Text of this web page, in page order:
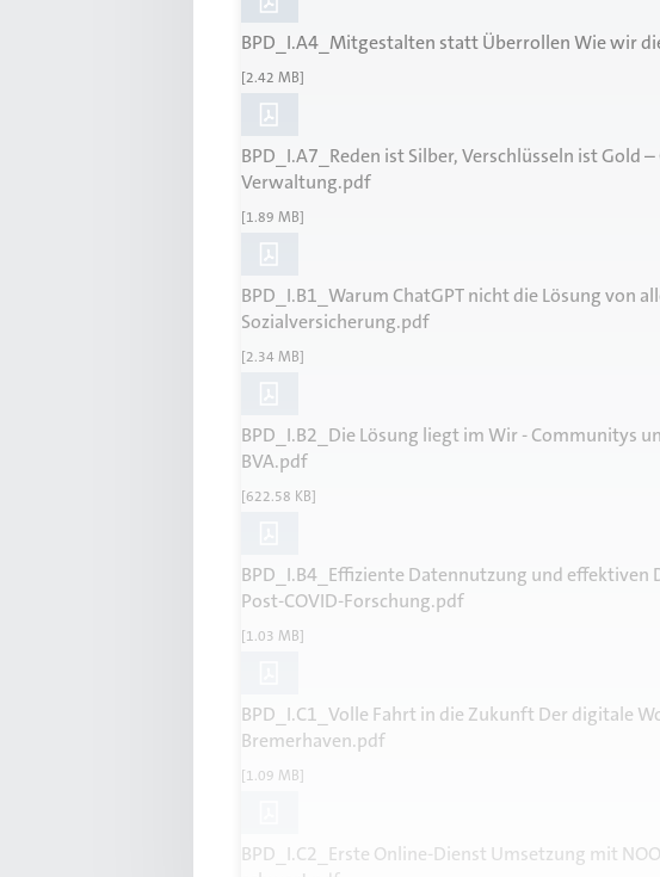
BPD_I.A4_Mitgestalten statt Überrollen Wie wir
[2.42 MB]
BPD_I.A7_Reden ist Silber, Verschlüsseln ist Gold
Verwaltung.pdf
[1.89 MB]
BPD_I.B1_Warum ChatGPT nicht die Lösung von
Sozialversicherung.pdf
[2.34 MB]
BPD_I.B2_Die Lösung liegt im Wir - Communitys
BVA.pdf
[622.58 KB]
BPD_I.B4_Effiziente Datennutzung und effektiven
Post-COVID-Forschung.pdf
[1.03 MB]
BPD_I.C1_Volle Fahrt in die Zukunft Der digitale
Bremerhaven.pdf
[1.09 MB]
BPD_I.C2_Erste Online-Dienst Umsetzung mit